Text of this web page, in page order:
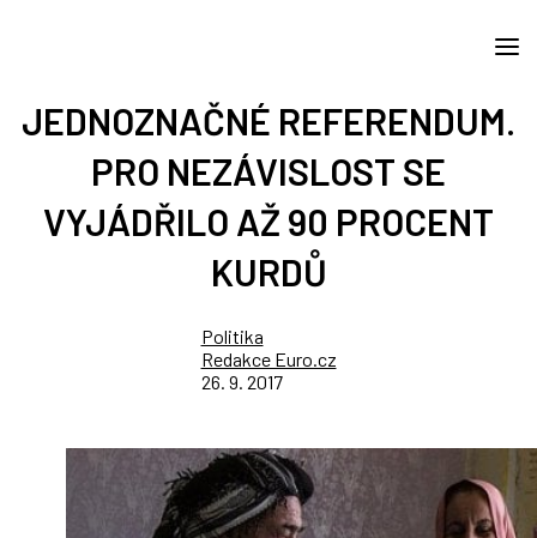
JEDNOZNAČNÉ REFERENDUM.
PRO NEZÁVISLOST SE
VYJÁDŘILO AŽ 90 PROCENT
KURDŮ
Politika
Redakce Euro.cz
26. 9. 2017